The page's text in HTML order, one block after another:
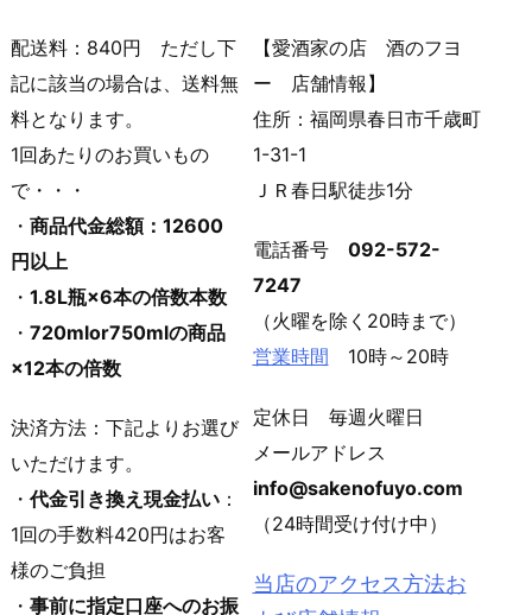
配送料：840円 ただし下
記に該当の場合は、送料無
料となります。
1回あたりのお買いもの
で・・・
・ 商品代金総額：12600
円以上
・ 1.8L瓶×6本の倍数本数
・ 720mlor750mlの商品
×12本の倍数
決済方法：下記よりお選び
いただけます。
・ 代金引き換え現金払い ：
1回の手数料420円はお客
様のご負担
・ 事前に指定口座へのお振
【愛酒家の店 酒のフヨ
ー 店舗情報】
住所：福岡県春日市千歳町
1-31-1
ＪＲ春日駅徒歩1分
電話番号 092-572-
7247
（火曜を除く20時まで）
営業時間 10時～20時
定休日 毎週火曜日
メールアドレス
info@sakenofuyo.com
（24時間受け付け中）
当店のアクセス方法お